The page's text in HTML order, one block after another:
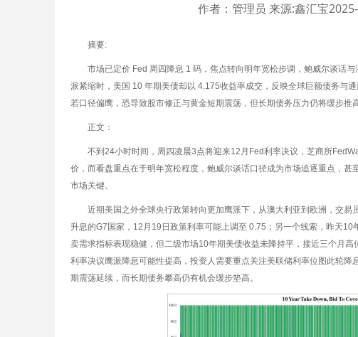
作者： 管理员 来源:鑫汇宝
摘要:
市场已定价 Fed 周四降息 1 码，焦点转向明年宽松步调，鲍威尔谈话
派紧缩时，美国 10 年期美债却以 4.175收益率成交，反映全球巨额债务与
若口径偏鹰，恐导致股市修正与黄金短期震荡，但长期债务压力仍将缓步推
正文：
不到24小时时间，周四凌晨3点将迎来12月Fed利率决议，芝商所
价，而看盘重点在于明年宽松程度，鲍威尔谈话口径成为市场追逐重点，
市场关键。
近期美国之外全球央行政策转向更加鹰派下，从澳大利亚到欧洲，交
升息的G7国家，12月19日政策利率可能上调至 0.75；另一个线索，昨天
卖需求指标表现稳健，但二级市场10年期美债收益未降持平，接近三个月
利率决议鹰派降息可能性提高，投资人需要重点关注美联储利率位图此轮
期震荡延续，而长期债务攀高仍有机会缓步垫高。